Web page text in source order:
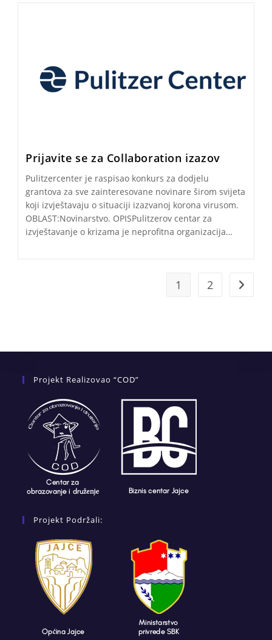
Prijavite se za Collaboration izazov
Pulitzercenter je raspisao konkurs za dodjelu
grantova za sve zainteresovane novinare širom svijeta
koji izvještavaju o situaciji izazvanoj korona virusom.
OBLAST:Novinarstvo. OPISPulitzerov centar za
izvještavanje o krizama je neprofitna organizacija…
1 2 Go to
Projekt Realizovao “COD”
Projekt Podržali: